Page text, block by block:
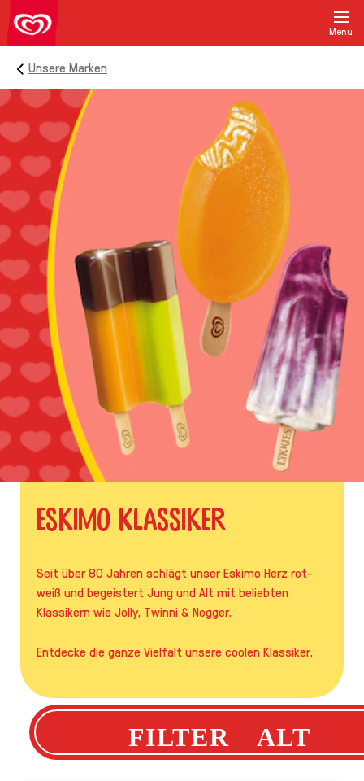
Menu
Unsere Marken
Eskimo Klassiker
Seit über 80 Jahren schlägt unser Eskimo Herz rot-
weiß und begeistert Jung und Alt mit beliebten
Klassikern wie Jolly, Twinni & Nogger.
Entdecke die ganze Vielfalt unsere coolen Klassiker.